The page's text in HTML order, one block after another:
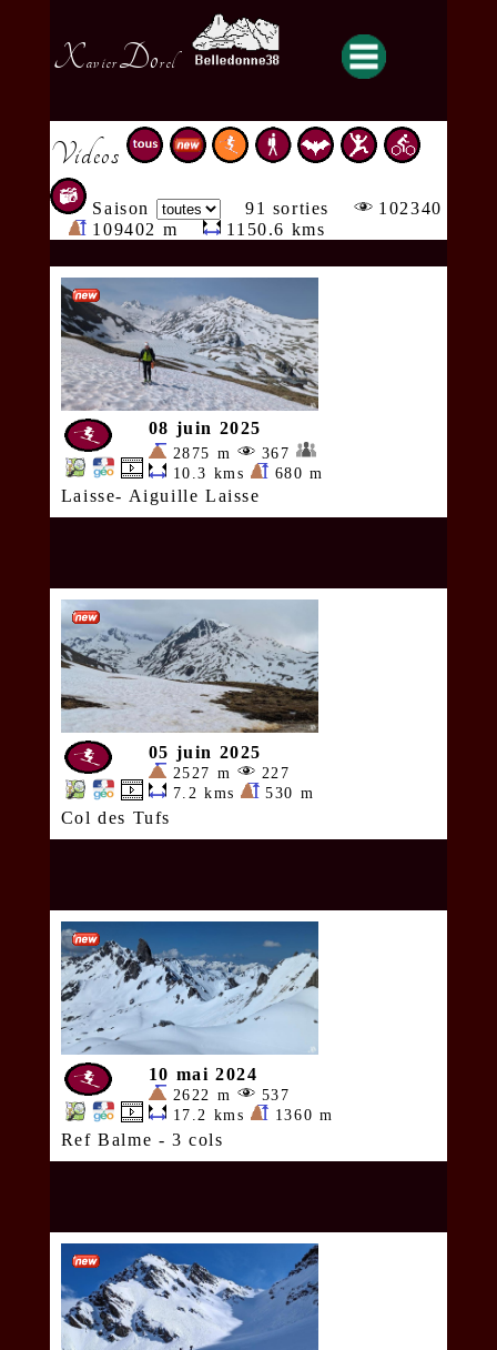
XavierDorel
Videos
Saison 91 sorties
102340
109402 m
1150.6 kms
08 juin 2025
2875 m
367
10.3 kms
680 m
Laisse- Aiguille Laisse
05 juin 2025
2527 m
227
7.2 kms
530 m
Col des Tufs
10 mai 2024
2622 m
537
17.2 kms
1360 m
Ref Balme - 3 cols